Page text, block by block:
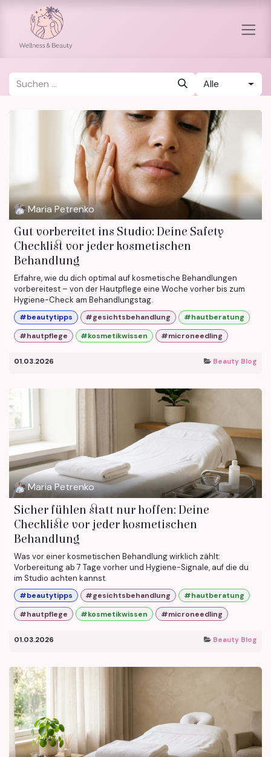
Zum Inhalt springen
Alle
Maria Petrenko
Gut vorbereitet ins Studio: Deine Safety
Checklist vor jeder kosmetischen
Behandlung
Erfahre, wie du dich optimal auf kosmetische Behandlungen
vorbereitest – von der Hautpflege eine Woche vorher bis zum
Hygiene-Check am Behandlungstag.
#beautytipps #gesichtsbehandlung
#hautberatung
#hautpflege
#kosmetikwissen #microneedling
01.03.2026 Beauty Blog
Maria Petrenko
Sicher fühlen statt nur hoffen: Deine
Checkliste vor jeder kosmetischen
Behandlung
Was vor einer kosmetischen Behandlung wirklich zählt:
Vorbereitung ab 7 Tage vorher und Hygiene-Signale, auf die du
im Studio achten kannst.
#beautytipps #gesichtsbehandlung
#hautberatung
#hautpflege
#kosmetikwissen #microneedling
01.03.2026 Beauty Blog